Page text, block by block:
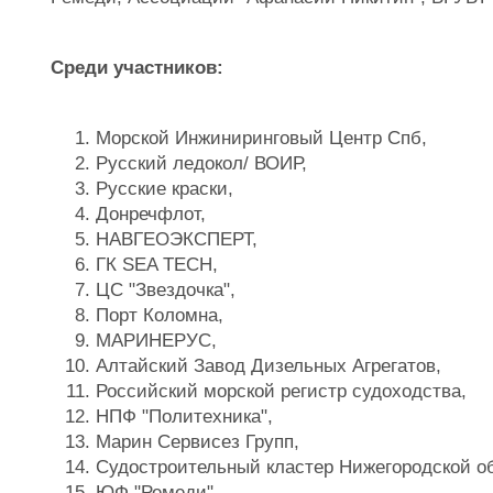
Среди участников:
Морской Инжиниринговый Центр Спб,
Русский ледокол/ ВОИР,
Русские краски,
Донречфлот,
НАВГЕОЭКСПЕРТ,
ГК SEA TECH,
ЦС "Звездочка",
Порт Коломна,
МАРИНЕРУС,
Алтайский Завод Дизельных Агрегатов,
Российский морской регистр судоходства,
НПФ "Политехника",
Марин Сервисез Групп,
Судостроительный кластер Нижегородской